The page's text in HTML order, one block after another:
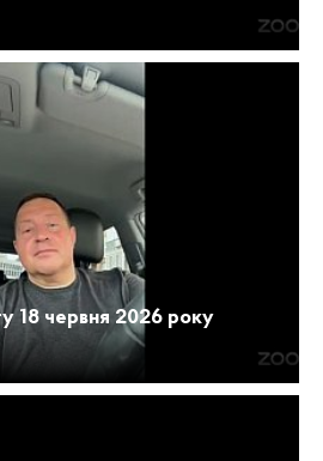
18 червня 2026 року